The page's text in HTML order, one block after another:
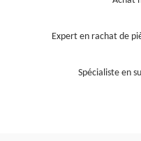
Expert en rachat de
Spécialiste en